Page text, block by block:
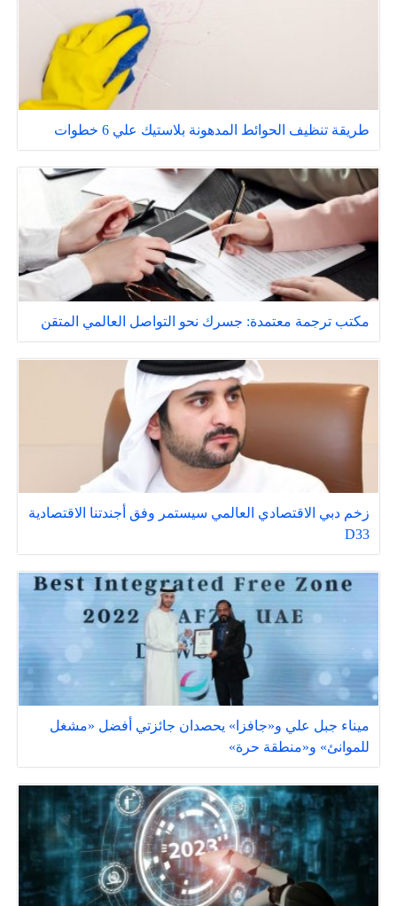
طريقة تنظيف الحوائط المدهونة بلاستيك علي 6 خطوات
مكتب ترجمة معتمدة: جسرك نحو التواصل العالمي المتقن
زخم دبي الاقتصادي العالمي سيستمر وفق أجندتنا الاقتصادية
D33
ميناء جبل علي و«جافزا» يحصدان جائزتي أفضل «مشغل
للموانئ» و«منطقة حرة»